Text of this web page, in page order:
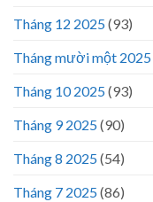
Tháng 12 2025(93)
Tháng mười một 2025
Tháng 10 2025(93)
Tháng 9 2025(90)
Tháng 8 2025(54)
Tháng 7 2025(86)